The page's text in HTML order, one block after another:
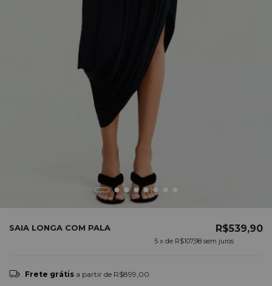
SAIA LONGA COM PALA R$539,90
5 x de R$107,98 sem juros
Frete grátis a partir de R$899,00